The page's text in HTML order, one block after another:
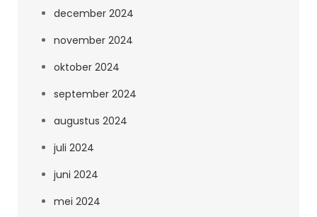
december 2024
november 2024
oktober 2024
september 2024
augustus 2024
juli 2024
juni 2024
mei 2024